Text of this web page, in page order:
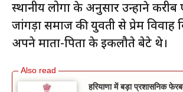
स्थानीय लोगों के अनुसार उन्होंने
जांगड़ा समाज की युवती से प्रेम विवाह
अपने माता-पिता के इकलौते बेटे थे।
हरियाणा में बड़ा प्रशासनिक